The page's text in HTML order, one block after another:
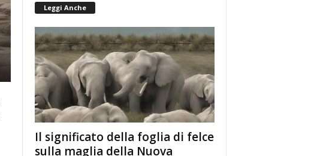
Leggi Anche
Il significato della foglia di felce
sulla maglia della Nuova